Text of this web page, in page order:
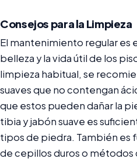
Consejos para la Limpieza
El mantenimiento regular es
belleza y la vida útil de los
limpieza habitual, se
suaves que no contengan
que estos pueden dañar la
tibia y jabón suave es
tipos de piedra. También es
de cepillos duros o métodos